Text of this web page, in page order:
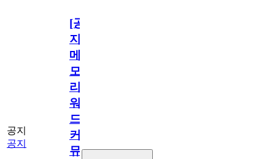
공지
공지
[공
지]
메
모
리
워
드
커
뮤